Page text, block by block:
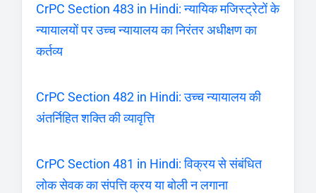
CrPC Section 483 in Hindi: न्यायिक मजिस्ट्रेटों के
न्यायालयों पर उच्च न्यायालय का निरंतर अधीक्षण का
कर्तव्य
CrPC Section 482 in Hindi: उच्च न्यायालय की
अंतर्निहित शक्ति की व्यावृत्ति
CrPC Section 481 in Hindi: विक्रय से संबंधित
लोक सेवक का संपत्ति क्रय या बोली न लगाना